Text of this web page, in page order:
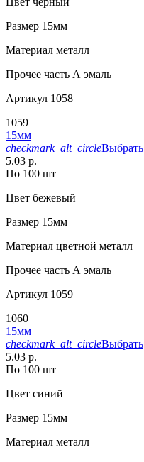
Размер 15мм
Материал металл
Прочее часть А эмаль
Артикул 1058
1059
15мм
checkmark_alt_circleВыбрать
5.03 р.
По 100 шт
Цвет бежевый
Размер 15мм
Материал цветной металл
Прочее часть А эмаль
Артикул 1059
1060
15мм
checkmark_alt_circleВыбрать
5.03 р.
По 100 шт
Цвет синий
Размер 15мм
Материал металл